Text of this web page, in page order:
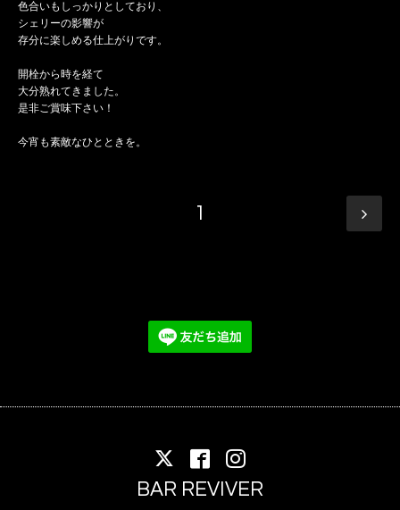
色合いもしっかりとしており、
シェリーの影響が
存分に楽しめる仕上がりです。
開栓から時を経て
大分熟れてきました。
是非ご賞味下さい！
今宵も素敵なひとときを。
1
BAR REVIVER